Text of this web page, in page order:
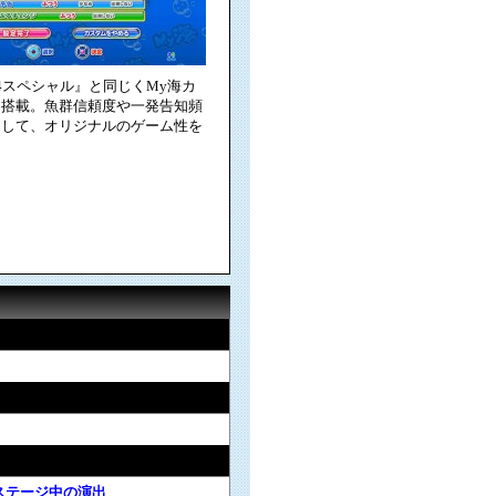
ペシャル』と同じくMy海カ
載。魚群信頼度や一発告知頻
て、オリジナルのゲーム性を
テージ中の演出